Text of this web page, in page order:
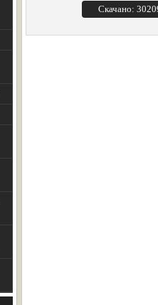
Скачано: